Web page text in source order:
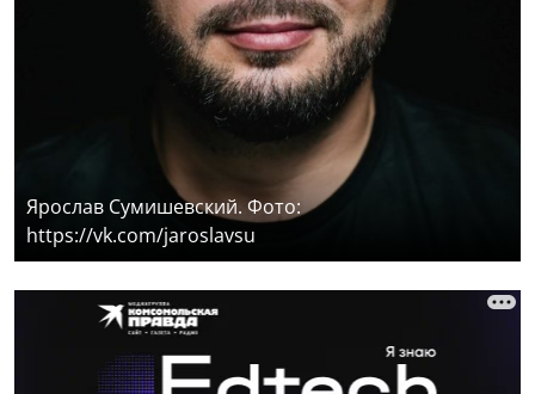
Ярослав Сумишевский. Фото:
https://vk.com/jaroslavsu